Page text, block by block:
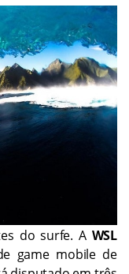
do surfe. A WSL
game mobile de